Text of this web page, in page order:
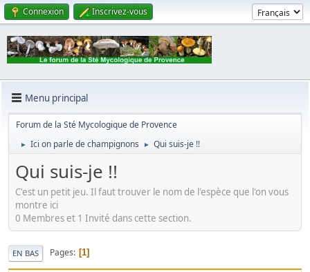
Connexion Inscrivez-vous
Menu principal
Forum de la Sté Mycologique de Provence
► Ici on parle de champignons ► Qui suis-je !!
Qui suis-je !!
C'est un petit jeu. Il faut trouver le nom de l'espèce que l'on vous
montre ici
0 Membres et 1 Invité dans cette section.
EN BAS Pages 1